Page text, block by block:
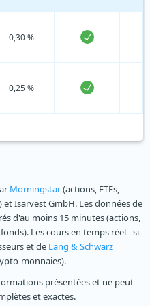
0,30 %
0,25 %
Morningstar(actions, ETFs,
Isarvest GmbH. Les données de
d'au moins 15 minutes (actions,
Les cours en temps réel - si
et de Lang & Schwarz
monnaies).
présentées et ne peut
et exactes.